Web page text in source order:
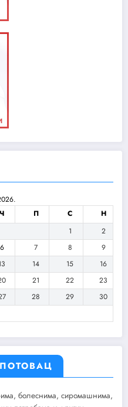
Ч П С
Н
1
2
6 7 8
9
14 15
16
21 22
23
28 29
30
болеснима, сиромашнима,